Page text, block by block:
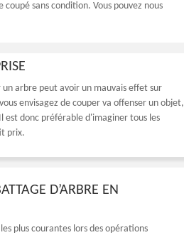
sans condition. Vous pouvez nous
arbre peut avoir un mauvais effet sur
envisagez de couper va offenser un objet,
est donc préférable d'imaginer tous les
prix.
D’ARBRE EN
plus courantes lors des opérations